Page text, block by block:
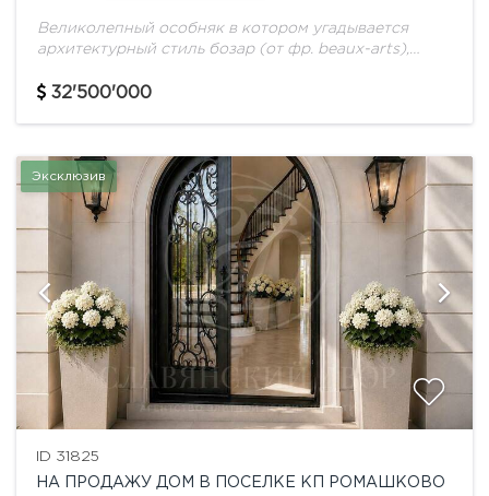
Великолепный особняк в котором угадывается
архитектурный стиль бозар (от фр. beaux-arts),
протяжении ста с лишним лет господствовавший в
32'500'000
Эксклюзив
ID 31825
НА ПРОДАЖУ ДОМ В ПОСЕЛКЕ КП РОМАШКОВО